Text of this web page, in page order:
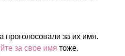
проголосовали за их имя.
за свое имя тоже.